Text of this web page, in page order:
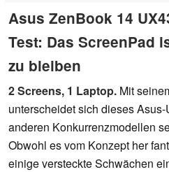
Asus ZenBook 14
Test: Das ScreenPad
zu bleiben
2 Screens, 1 Laptop. Mit
unterscheidet sich dieses
anderen Konkurrenzmodellen
Obwohl es vom Konzept her
einige versteckte Schwächen